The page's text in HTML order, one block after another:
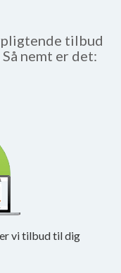
tilbud
Så nemt er det:
vi tilbud til dig